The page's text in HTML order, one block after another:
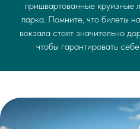
пришвартованные круизные
парка. Помните, что билеты
вокзала стоят значительно
чтобы гарантировать